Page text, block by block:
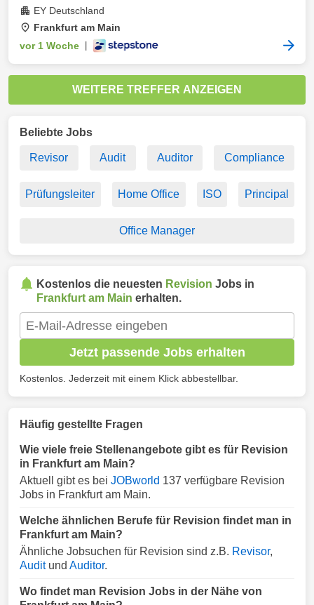
EY Deutschland
Frankfurt am Main
vor 1 Woche
WEITERE TREFFER ANZEIGEN
Beliebte Jobs
Revisor Audit Auditor Compliance
Prüfungsleiter Home Office ISO Principal
Office Manager
Kostenlos die neuesten Revision Jobs in
Frankfurt am Main erhalten.
Jetzt passende Jobs erhalten
Kostenlos. Jederzeit mit einem Klick abbestellbar.
Häufig gestellte Fragen
Wie viele freie Stellenangebote gibt es für Revision
in Frankfurt am Main?
Aktuell gibt es bei JOBworld 137 verfügbare Revision
Jobs in Frankfurt am Main.
Welche ähnlichen Berufe für Revision findet man in
Frankfurt am Main?
Ähnliche Jobsuchen für Revision sind z.B. Revisor,
Auditund Auditor.
Wo findet man Revision Jobs in der Nähe von